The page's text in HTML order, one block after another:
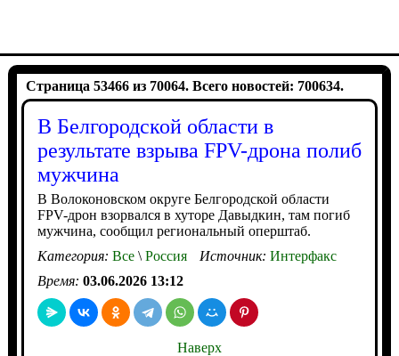
Страница 53466 из 70064. Всего новостей: 700634.
В Белгородской области в
результате взрыва FPV-дрона полиб
мужчина
В Волоконовском округе Белгородской области
FPV-дрон взорвался в хуторе Давыдкин, там погиб
мужчина, сообщил региональный оперштаб.
Категория: Все\Россия Источник: Интерфакс
Время: 03.06.2026 13:12
Наверх